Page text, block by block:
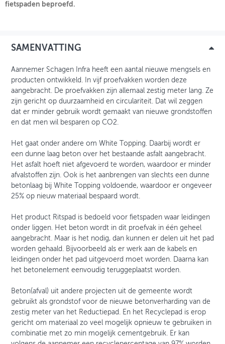
fietspaden beproefd.
SAMENVATTING
Aannemer Schagen Infra heeft een aantal nieuwe mengsels en
producten ontwikkeld. In vijf proefvakken worden deze
aangebracht. De proefvakken zijn allemaal zestig meter lang. Ze
zijn gericht op duurzaamheid en circulariteit. Dat wil zeggen
dat er minder gebruik wordt gemaakt van nieuwe grondstoffen
en dat men wil besparen op CO2.
Het gaat onder andere om White Topping. Daarbij wordt er
een dunne laag beton over het bestaande asfalt aangebracht.
Het asfalt hoeft niet afgevoerd te worden, waardoor er minder
afvalstoffen zijn. Ook is het aanbrengen van slechts een dunne
betonlaag bij White Topping voldoende, waardoor er ongeveer
25% op nieuw materiaal bespaard wordt.
Het product Ritspad is bedoeld voor fietspaden waar leidingen
onder liggen. Het beton wordt in dit proefvak in één geheel
aangebracht. Maar is het nodig, dan kunnen er delen uit het pad
worden gehaald. Bijvoorbeeld als er werk aan de kabels en
leidingen onder het pad uitgevoerd moet worden. Daarna kan
het betonelement eenvoudig teruggeplaatst worden.
Beton(afval) uit andere projecten uit de gemeente wordt
gebruikt als grondstof voor de nieuwe betonverharding van de
zestig meter van het Reductiepad. En het Recyclepad is erop
gericht om materiaal zo veel mogelijk opnieuw te gebruiken in
combinatie met zo min mogelijk cementgebruik. Er kan